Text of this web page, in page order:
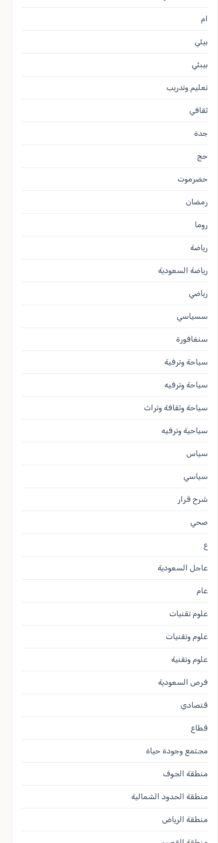
ام
بيئي
بيبئي
تعليم وتدريب
ثقافي
جدة
حج
حضرموت
رمضان
روما
رياضة
رياضة السعودية
رياضي
سسياسي
سنغافورة
سياحة وترفية
سياحة وترفيه
سياحة وثقافة وتراث
سياحية وترفيه
سياس
سياسي
شرح قرار
صحي
ع
عاجل السعودية
عام
علوم تقنيات
علوم وتقنيات
علوم وتقنية
فرص السعودية
قتصادي
قطاع
مجتمع وجودة حياة
منطقة الجوف
منطقة الحدود الشمالية
منطقة الرياض